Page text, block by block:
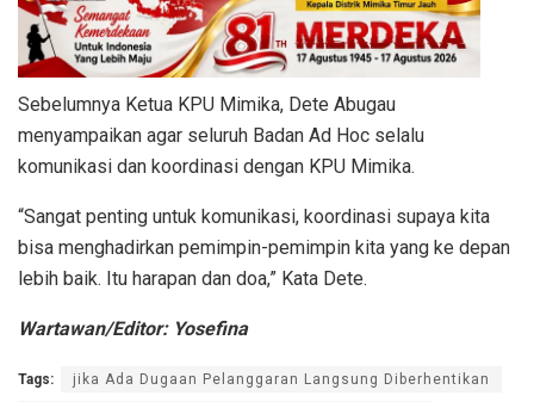
Sebelumnya Ketua KPU Mimika, Dete Abugau
menyampaikan agar seluruh Badan Ad Hoc selalu
komunikasi dan koordinasi dengan KPU Mimika.
“Sangat penting untuk komunikasi, koordinasi supaya kita
bisa menghadirkan pemimpin-pemimpin kita yang ke depan
lebih baik. Itu harapan dan doa,” Kata Dete.
Wartawan/Editor: Yosefina
Tags: jika Ada Dugaan Pelanggaran Langsung Diberhentikan